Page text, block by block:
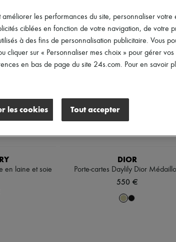
en laine et soie
DIOR
Porte-cartes Daylily Dior
550 €
les performances du site, personnaliser votre
ciblées en fonction de votre navigation, de votre
à des fins de personnalisation publicitaire. Vous
cliquer sur « Personnaliser mes choix » pour gérer
en bas de page du site 24s.com. Pour en savoir
les cookies Tout accepter